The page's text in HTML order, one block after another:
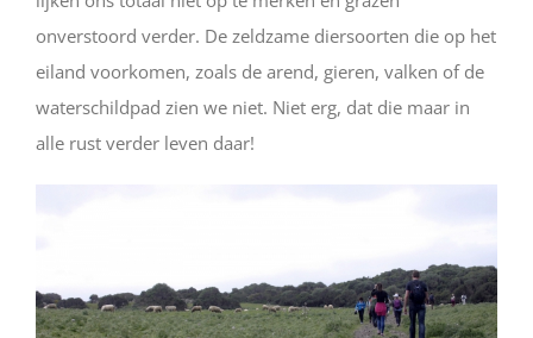
onverstoord verder. De zeldzame diersoorten die op het
eiland voorkomen, zoals de arend, gieren, valken of de
waterschildpad zien we niet. Niet erg, dat die maar in
alle rust verder leven daar!